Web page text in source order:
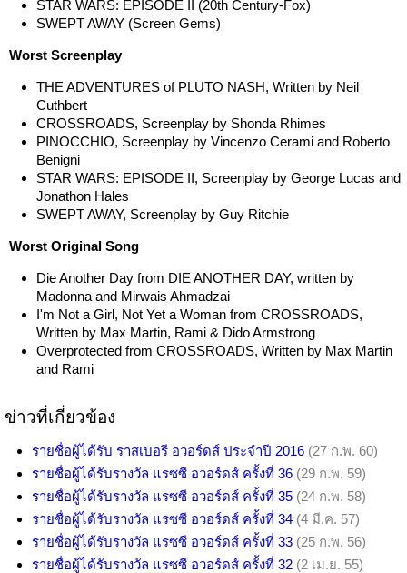
STAR WARS: EPISODE II (20th Century-Fox)
SWEPT AWAY (Screen Gems)
Worst Screenplay
THE ADVENTURES of PLUTO NASH, Written by Neil
Cuthbert
CROSSROADS, Screenplay by Shonda Rhimes
PINOCCHIO, Screenplay by Vincenzo Cerami and Roberto
Benigni
STAR WARS: EPISODE II, Screenplay by George Lucas and
Jonathon Hales
SWEPT AWAY, Screenplay by Guy Ritchie
Worst Original Song
Die Another Day from DIE ANOTHER DAY, written by
Madonna and Mirwais Ahmadzai
I'm Not a Girl, Not Yet a Woman from CROSSROADS,
Written by Max Martin, Rami & Dido Armstrong
Overprotected from CROSSROADS, Written by Max Martin
and Rami
ข่าวที่เกี่ยวข้อง
รายชื่อผู้ได้รับ ราสเบอรี อวอร์ดส์ ประจำปี 2016 (27 ก.พ. 60)
รายชื่อผู้ได้รับรางวัล แรซซี อวอร์ดส์ ครั้งที่ 36 (29 ก.พ. 59)
รายชื่อผู้ได้รับรางวัล แรซซี อวอร์ดส์ ครั้งที่ 35 (24 ก.พ. 58)
รายชื่อผู้ได้รับรางวัล แรซซี อวอร์ดส์ ครั้งที่ 34 (4 มี.ค. 57)
รายชื่อผู้ได้รับรางวัล แรซซี อวอร์ดส์ ครั้งที่ 33 (25 ก.พ. 56)
รายชื่อผู้ได้รับรางวัล แรซซี อวอร์ดส์ ครั้งที่ 32 (2 เม.ย. 55)